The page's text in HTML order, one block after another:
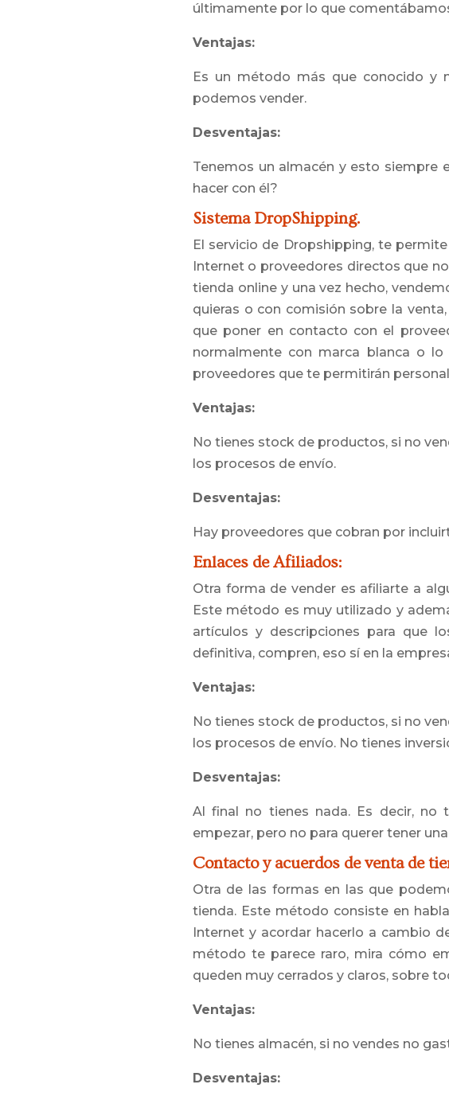
últimamente por lo que
Ventajas:
Es un método más que conocido y
podemos vender.
Desventajas:
Tenemos un almacén y esto siempre
hacer con él?
Sistema DropShipping.
El servicio de Dropshipping, te
Internet o proveedores directos que
tienda online y una vez hecho,
quieras o con comisión sobre la
que poner en contacto con el
normalmente con marca blanca o
proveedores que te permitirán
Ventajas:
No tienes stock de productos, si no
los procesos de envío.
Desventajas:
Hay proveedores que cobran por
Enlaces de Afiliados:
Otra forma de vender es afiliarte a
Este método es muy utilizado y
artículos y descripciones para que
definitiva, compren, eso sí en la
Ventajas:
No tienes stock de productos, si no
los procesos de envío. No tienes
Desventajas:
Al final no tienes nada. Es decir, no
empezar, pero no para querer tener
Contacto y acuerdos de venta de
Otra de las formas en las que
tienda. Este método consiste en
Internet y acordar hacerlo a cambio
método te parece raro, mira cómo
queden muy cerrados y claros, sobre
Ventajas:
No tienes almacén, si no vendes no
Desventajas: